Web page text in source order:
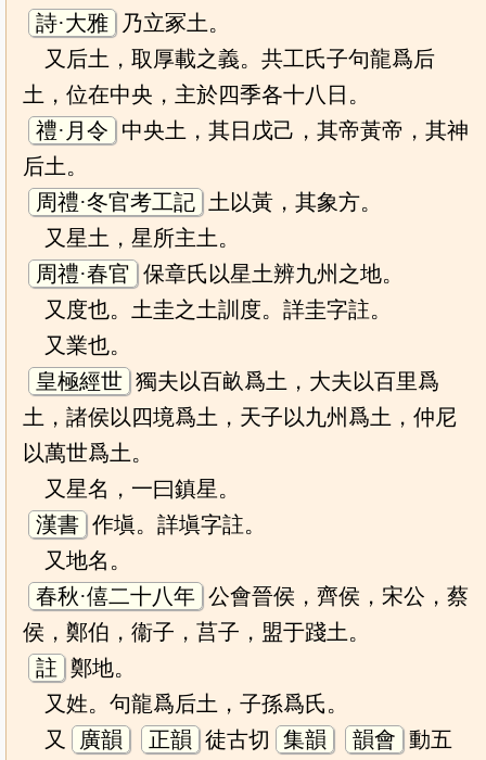
詩·大雅
乃立冢土。
又后土，取厚載之義。共工氏子句龍爲后
土，位在中央，主於四季各十八日。
禮·月令
中央土，其日戊己，其帝黃帝，其神
后土。
周禮·冬官考工記
土以黃，其象方。
又星土，星所主土。
周禮·春官 保章氏以星土辨九州之地。
又度也。土圭之土訓度。詳圭字註。
又業也。
皇極經世 獨夫以百畝爲土，大夫以百里爲
土，諸侯以四境爲土，天子以九州爲土，仲尼
以萬世爲土。
又星名，一曰鎮星。
漢書 作塡。詳塡字註。
又地名。
春秋·僖二十八年 公會晉侯，齊侯，宋公，蔡
侯，鄭伯，衞子，莒子，盟于踐土。
註 鄭地。
又姓。句龍爲后土，子孫爲氏。
又
廣韻 正韻 徒古切 集韻 韻會 動五